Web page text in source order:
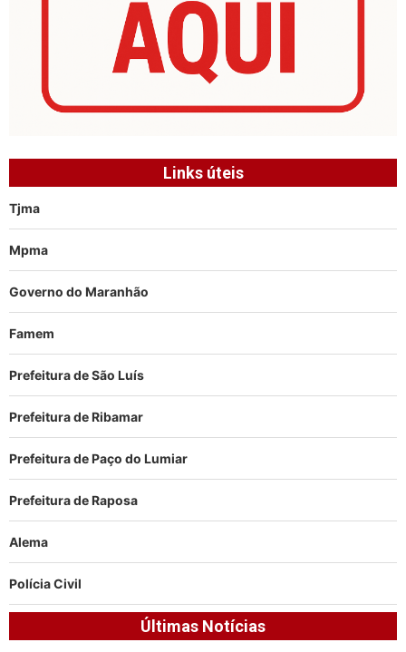
Links úteis
Tjma
Mpma
Governo do Maranhão
Famem
Prefeitura de São Luís
Prefeitura de Ribamar
Prefeitura de Paço do Lumiar
Prefeitura de Raposa
Alema
Polícia Civil
Últimas Notícias